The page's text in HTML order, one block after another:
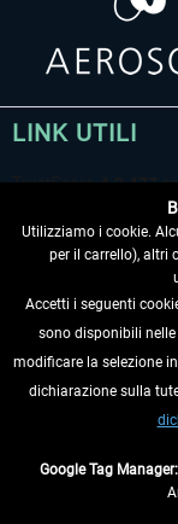
LINK UTILI
RECEDERE DAL
Utilizziamo i cookie.
per il carrello), altri
Accetti i seguenti
sono disponibili
modificare la selezione
dichiarazione sulla
Google Tag Manager: